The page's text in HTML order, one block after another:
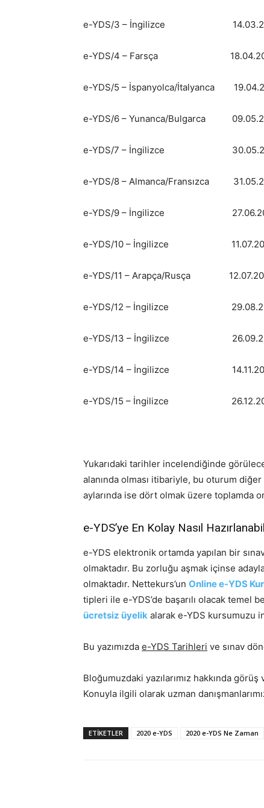
e-YDS/3 – İngilizce
e-YDS/4 – Farsça
e-YDS/5 – İspanyolca/İtalyanca
e-YDS/6 – Yunanca/Bulgarca
e-YDS/7 – İngilizce
e-YDS/8 – Almanca/Fransızca
e-YDS/9 – İngilizce
e-YDS/10 – İngilizce
e-YDS/11 – Arapça/Rusça
e-YDS/12 – İngilizce
e-YDS/13 – İngilizce
e-YDS/14 – İngilizce
e-YDS/15 – İngilizce
Yukarıdaki tarihler incelendiğinde
alanında olması itibariyle, bu oturum
aylarında ise dört olmak üzere toplamda
e-YDS’ye En Kolay Nasıl
e-YDS elektronik ortamda yapılan bir
olmaktadır. Bu zorluğu aşmak içinse
olmaktadır. Nettekurs’un Online e-YDS
tipleri ile e-YDS’de başarılı olacak temel
ücretsiz üyelik alarak e-YDS kursumuzu
Bu yazımızda e-YDS Tarihleri ve sınav
Bloğumuzdaki yazılarımız hakkında
Konuyla ilgili olarak uzman
ETIKETLER 2020 e-YDS 2020 e-YDS Ne Zaman